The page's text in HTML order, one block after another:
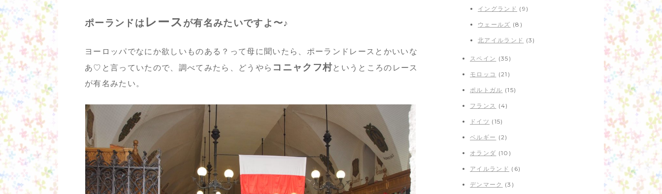
ポーランドは レース が有名みたいですよ〜♪
ヨーロッパでなにか欲しいものある？って母に聞いたら、ポーランドレースとかいいな
あ♡と言っていたので、調べてみたら、どうやら コニャクフ村というところのレース
が有名みたい。
イングランド (9)
ウェールズ (8)
北アイルランド (3)
スペイン (35)
モロッコ (21)
ポルトガル (15)
フランス (4)
ドイツ (15)
ベルギー (2)
オランダ (10)
アイルランド (6)
デンマーク (3)